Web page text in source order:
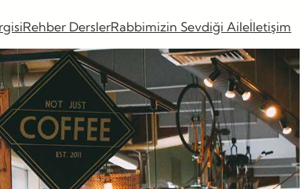
Rehber DerslerRabbimizin Sevdiği Aileİletişim